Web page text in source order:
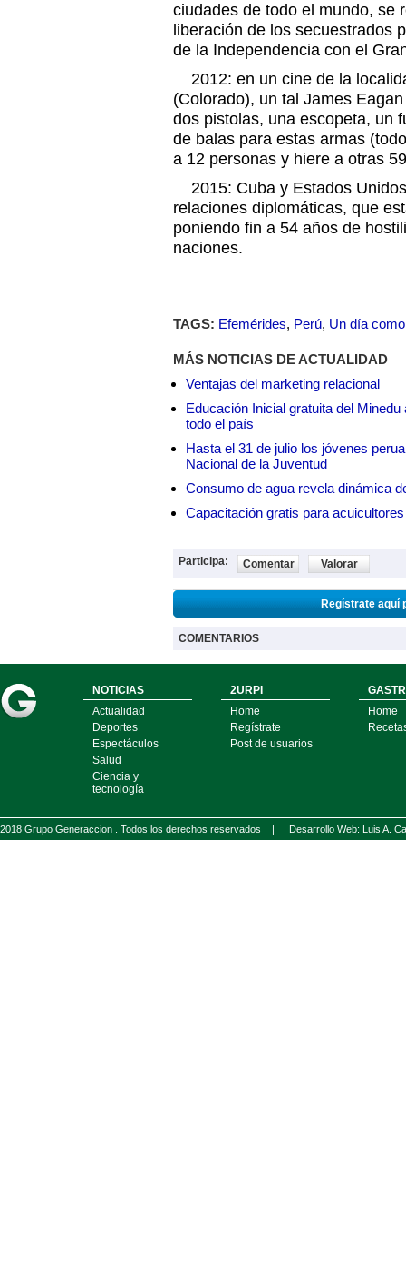
ciudades de todo el mundo, se
liberación de los secuestrados
de la Independencia con el
2012: en un cine de la
(Colorado), un tal James
dos pistolas, una escopeta, un
de balas para estas armas
a 12 personas y hiere a otras
2015: Cuba y Estados
relaciones diplomáticas, que
poniendo fin a 54 años de
naciones.
TAGS: Efemérides, Perú, Un día
MÁS NOTICIAS DE ACTUALIDAD
Ventajas del marketing relacional
Educación Inicial gratuita del
todo el país
Hasta el 31 de julio los jóvenes
Nacional de la Juventud
Consumo de agua revela dinámica
Capacitación gratis para
Participa: Comentar Valorar
Regístrate aquí
COMENTARIOS
NOTICIAS
Actualidad
Deportes
Espectáculos
Salud
Ciencia y
tecnología
2URPI
Home
Regístrate
Post de usuarios
Home
2018 Grupo Generaccion . Todos los derechos reservados | Desarrollo Web: Luis